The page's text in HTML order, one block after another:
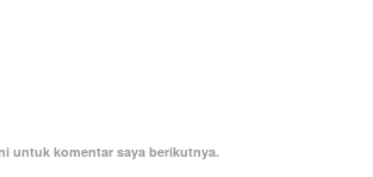
untuk komentar saya berikutnya.